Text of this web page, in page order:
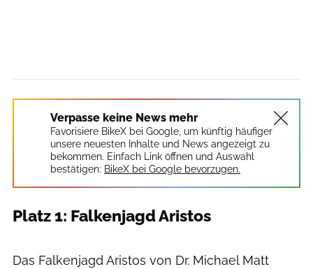
Verpasse keine News mehr
Favorisiere BikeX bei Google, um künftig häufiger
unsere neuesten Inhalte und News angezeigt zu
bekommen. Einfach Link öffnen und Auswahl
bestätigen: BikeX bei Google bevorzugen.
Platz 1: Falkenjagd Aristos
Das Falkenjagd Aristos von Dr. Michael Matt